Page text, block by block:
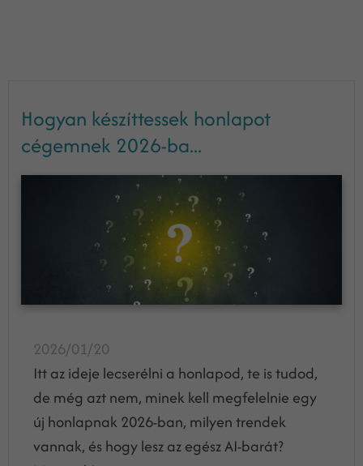
Hogyan készíttessek honlapot
cégemnek 2026-ba...
2026/01/20
Itt az ideje lecserélni a honlapod, te is tudod,
de még azt nem, minek kell megfelelnie egy
új honlapnak 2026-ban, milyen trendek
vannak, és hogy lesz az egész AI-barát?